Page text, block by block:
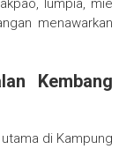
lumpia, mie
menawarkan
Kembang
di Kampung